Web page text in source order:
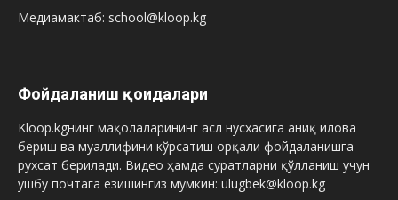
Медиамактаб: school@kloop.kg
Фойдаланиш қоидалари
Kloop.kgнинг мақолаларининг асл нусхасига аниқ илова
бериш ва муаллифини кўрсатиш орқали фойдаланишга
рухсат берилади. Видео ҳамда суратларни қўлланиш учун
ушбу почтага ёзишингиз мумкин: ulugbek@kloop.kg